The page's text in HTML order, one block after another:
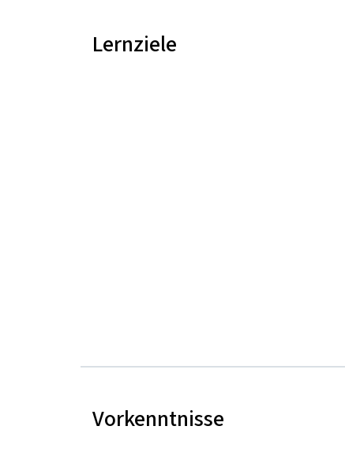
Lernziele
Vorkenntnisse